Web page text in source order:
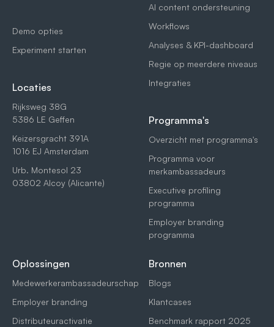
Demo opties
Experiment starten
Locaties
Rijksweg 38G
5386 LE Geffen
Keizersgracht 391A
1016 EJ Amsterdam
Urb. Montesol 23
03802 Alcoy (Alicante)
AI content ondersteuning
Workflows
Analyses & KPI-dashboard
Regie op meerdere niveaus
Integraties
Programma's
Overzicht met programma's
Programma voor
merkambassadeurs
Executive profiling
programma
Employer branding
programma
Oplossingen
Medewerkerambassadeurschap
Employer branding
Distributeuractivatie
Bronnen
Blogs
Klantcases
Benchmark rapport 2025